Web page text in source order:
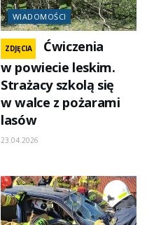
WIADOMOŚCI
ZDJĘCIA
Ćwiczenia
w powiecie leskim.
Strażacy szkolą się
w walce z pożarami
lasów
23.04.2026